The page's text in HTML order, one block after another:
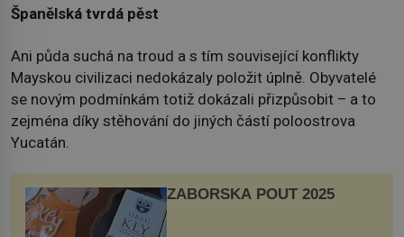
Španělská tvrdá pěst
Ani půda suchá na troud a s tím související konflikty
Mayskou civilizaci nedokázaly položit úplně. Obyvatelé
se novým podmínkám totiž dokázali přizpůsobit – a to
zejména díky stěhování do jiných částí poloostrova
Yucatán.
ZÁBOŘSKÁ POUŤ 2025